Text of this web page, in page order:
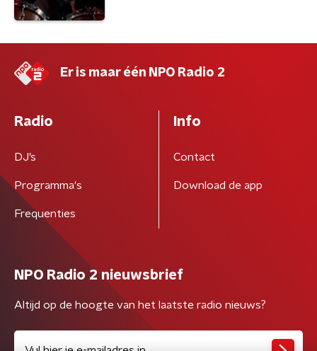
Er is maar één NPO Radio 2
Radio
DJ’s
Programma's
Frequenties
Info
Contact
Download de app
NPO Radio 2 nieuwsbrief
Altijd op de hoogte van het laatste radio nieuws?